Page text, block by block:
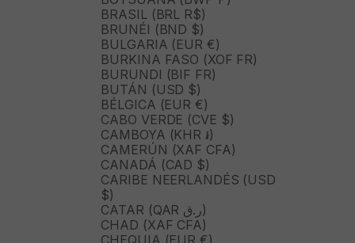
BRASIL (BRL R$)
BRUNÉI (BND $)
BULGARIA (EUR €)
BURKINA FASO (XOF FR)
BURUNDI (BIF FR)
BUTÁN (USD $)
BÉLGICA (EUR €)
CABO VERDE (CVE $)
CAMBOYA (KHR ៛)
CAMERÚN (XAF CFA)
CANADÁ (CAD $)
CARIBE NEERLANDÉS (USD
$)
CATAR (QAR ر.ق)
CHAD (XAF CFA)